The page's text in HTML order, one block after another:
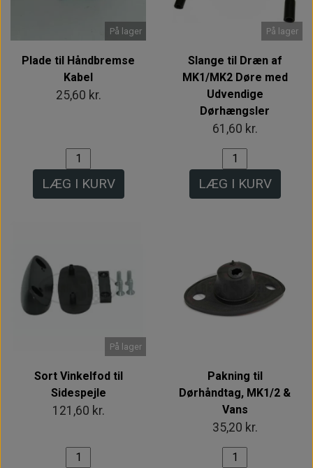
På lager
Plade til Håndbremse
Kabel
25,60 kr.
LÆG I KURV
På lager
Slange til Dræn af
MK1/MK2 Døre med
Udvendige
Dørhængsler
61,60 kr.
LÆG I KURV
På lager
Sort Vinkelfod til
Sidespejle
121,60 kr.
Pakning til
Dørhåndtag, MK1/2 &
Vans
35,20 kr.